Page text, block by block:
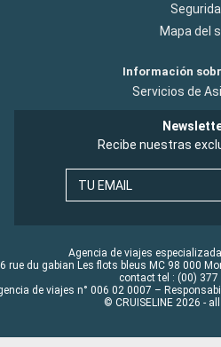
Mapa del
Información
Servicios de
Recibe nuestras
TU EMAIL
Agencia de viajes
rue du gabian Les flots bleus MC 98 000
contact tel : (00)
de viajes n° 006 02 0007 –
© CRUISELINE 2026 -